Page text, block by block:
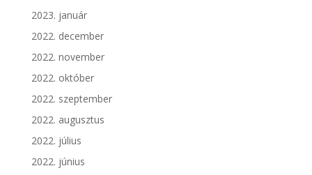
2023. január
2022. december
2022. november
2022. október
2022. szeptember
2022. augusztus
2022. július
2022. június